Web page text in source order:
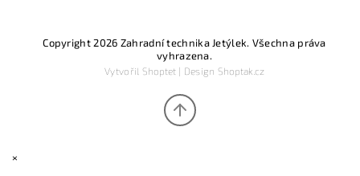
Copyright 2026 Zahradní technika Jetýlek. Všechna práva
vyhrazena.
Vytvořil Shoptet| Design Shoptak.cz
×